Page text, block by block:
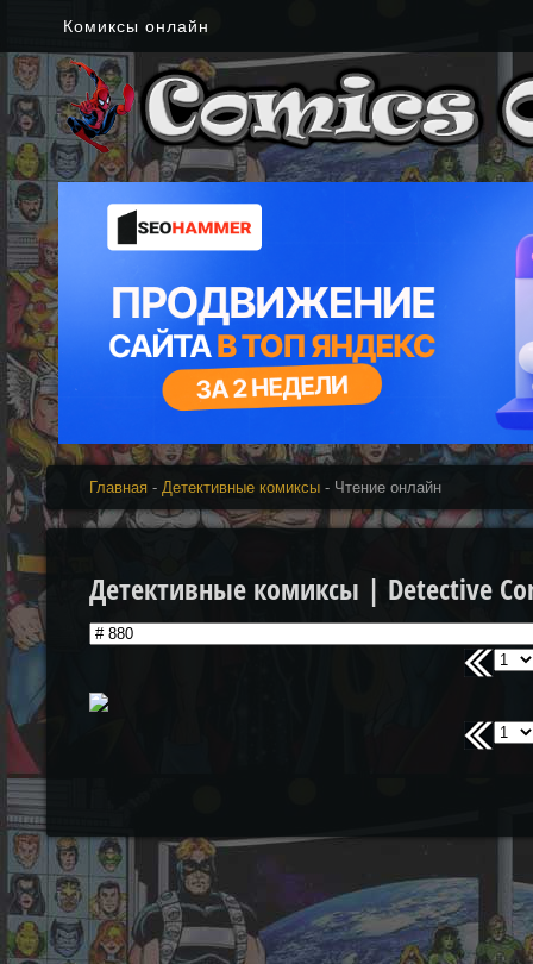
Комиксы онлайн
Главная -Детективные комиксы - Чтение онлайн
Детективные комиксы | Detective